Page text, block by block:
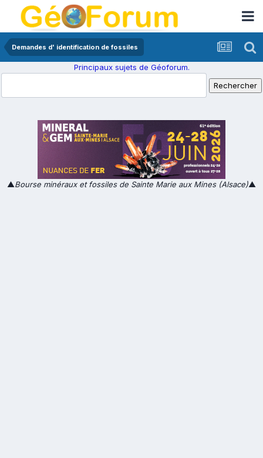
Demandes d' identification de fossiles
Principaux sujets de Géoforum.
▲Bourse minéraux et fossiles de Sainte Marie aux Mines (Alsace)▲